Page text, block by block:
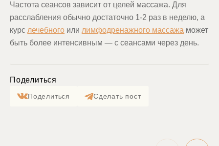
Частота сеансов зависит от целей массажа. Для
расслабления обычно достаточно 1-2 раз в неделю, а
курс лечебного или лимфодренажного массажа может
быть более интенсивным — с сеансами через день.
Поделиться
Поделиться Сделать пост